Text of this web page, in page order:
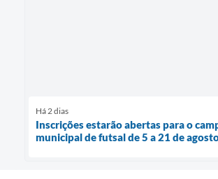
Há 2 dias
Inscrições estarão abertas para o
municipal de futsal de 5 a 21 de